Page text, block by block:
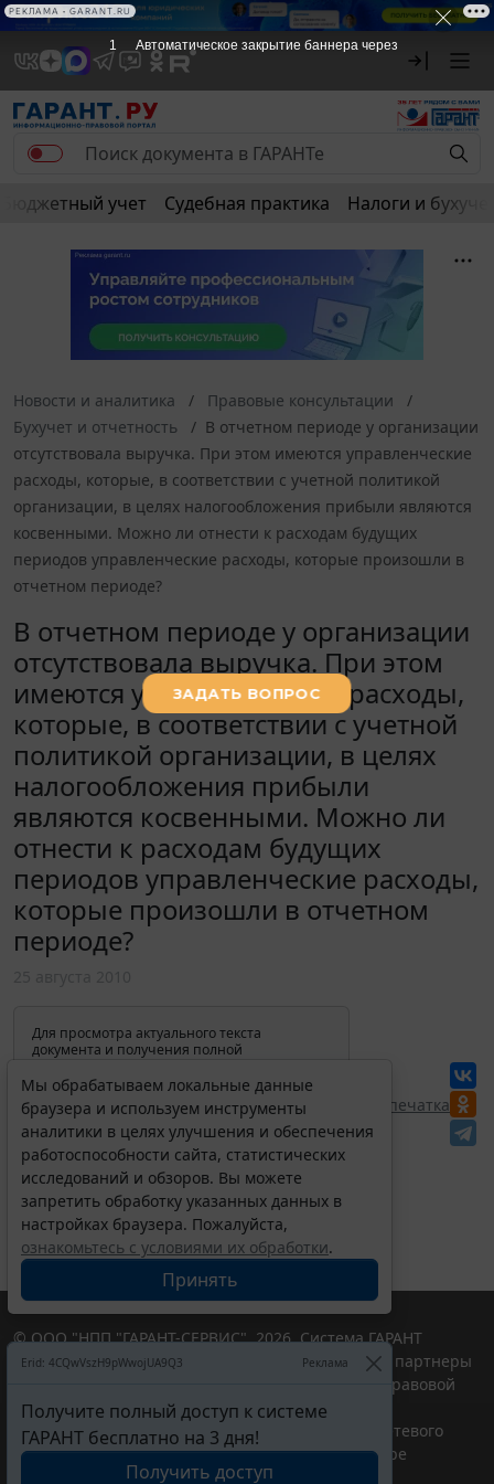
РЕКЛАМА
Бюджетный учет Судебная практика Налоги и
Новости и аналитика
Правовые консультации
Бухучет и отчетность
В отчетном периоде у организации
отсутствовала выручка. При этом имеются управленческие
расходы, которые, в соответствии с учетной политикой
организации, в целях налогообложения прибыли являются
косвенными. Можно ли отнести к расходам будущих
периодов управленческие расходы, которые произошли в
отчетном периоде?
В отчетном периоде у организации
отсутствовала выручка. При этом
имеются управленческие расходы,
которые, в соответствии с учетной
политикой организации, в целях
налогообложения прибыли
являются косвенными. Можно ли
отнести к расходам будущих
периодов управленческие расходы,
которые произошли в отчетном
периоде?
Для просмотра актуального текста
документа и получения полной
изменениях и порядке применения
документа, воспользуйтесь поиском в
Интернет-версии системы ГАРАНТ:
Перепечатка
Мы обрабатываем локальные данные
браузера и используем инструменты
аналитики в целях улучшения и обеспечения
работоспособности сайта, статистических
исследований и обзоров. Вы можете
запретить обработку указанных данных в
настройках браузера. Пожалуйста,
ознакомьтесь с условиями их обработки.
Принять
Erid: 4CQwVszH9pWwojUA9Q3 Реклама
Получите полный доступ к системе
ГАРАНТ бесплатно на 3 дня!
Получить доступ
© ООО "НПП "ГАРАНТ-СЕРВИС", 2026. Система ГАРАНТ
выпускается с 1990 года. Компания "Гарант" и ее партнеры
являются участниками Российской ассоциации правовой
информации ГАРАНТ.
Портал ГАРАНТ.РУ зарегистрирован в качестве сетевого
издания Федеральной службой по надзору в сфере
связи,информационных технологий и массовых
1 Автоматическое закрытие баннера через
РЕКЛАМА • GARANT.RU